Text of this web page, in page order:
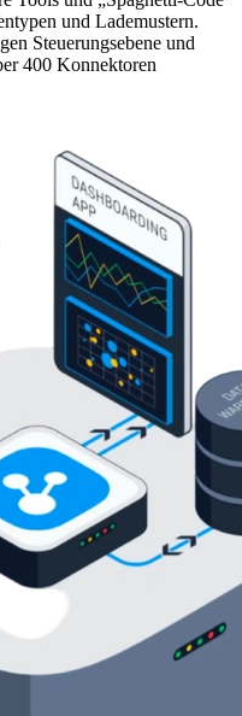
und Lademustern.
Steuerungsebene und
400 Konnektoren